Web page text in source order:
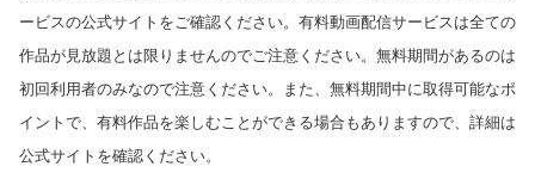
ービスの公式サイトをご確認ください。有料動画配信サービスは全ての
作品が見放題とは限りませんのでご注意ください。無料期間があるのは
初回利用者のみなので注意ください。また、無料期間中に取得可能なポ
イントで、有料作品を楽しむことができる場合もありますので、詳細は
公式サイトを確認ください。